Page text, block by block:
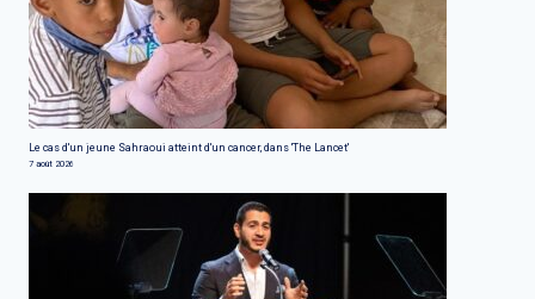
Le cas d'un jeune Sahraoui atteint d'un cancer, dans 'The Lancet'
7 août 2026